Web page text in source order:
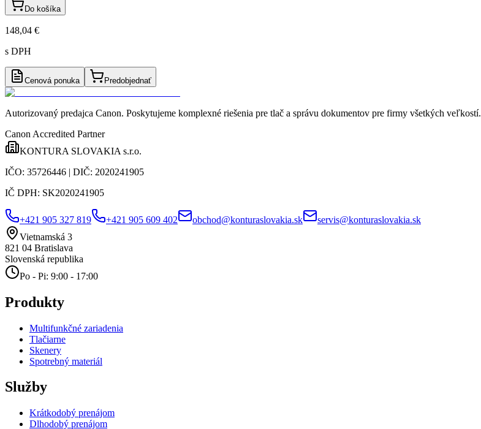
Do košíka
148,04 €
s DPH
Cenová ponuka Predobjednať
Autorizovaný predajca Canon. Poskytujeme komplexné riešenia pre tlač a správu dokumentov pre firmy všetkých veľkostí.
Canon Accredited Partner
KONTURA SLOVAKIA s.r.o.
IČO: 35726446 | DIČ: 2020241905
IČ DPH: SK2020241905
+421 905 327 819 +421 905 609 402 obchod@konturaslovakia.sk
servis@konturaslovakia.sk
Vietnamská 3
821 04 Bratislava
Slovenská republika
Po - Pi: 9:00 - 17:00
Produkty
Multifunkčné zariadenia
Tlačiarne
Skenery
Spotrebný materiál
Služby
Krátkodobý prenájom
Dlhodobý prenájom